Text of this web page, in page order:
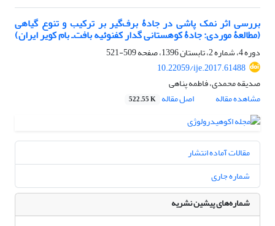
بررسی اثر نمک‏ پاشی در جادۀ برف‌گیر بر ترکیب و تنوع گیاهی
(مطالعۀ موردی: جادۀ کوهستانی گدار کفنوئیه بافت‌ـ بام کویر ایران)
دوره 4، شماره 2، تابستان 1396، صفحه
509-521
10.22059/ije.2017.61488
صدیقه محمدی، فاطمه پناهی
مشاهده مقاله
اصل مقاله 522.55 K
مقالات آماده انتشار
شماره جاری
شماره‌های پیشین نشریه